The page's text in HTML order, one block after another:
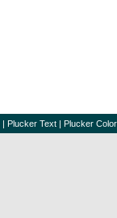
| Plucker Text | Plucker Color